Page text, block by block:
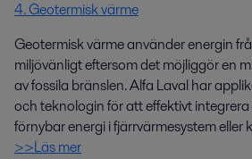
4. Geotermisk värme
Geotermisk värme använder energin
miljövänligt eftersom det möjliggör en
av fossila bränslen. Alfa Laval har
och teknologin för att effektivt
förnybar energi i fjärrvärmesystem
>>Läs mer